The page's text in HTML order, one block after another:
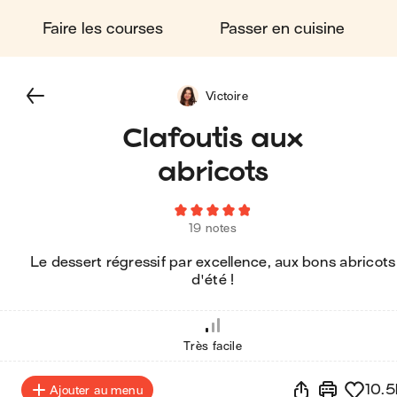
Faire les courses Passer en cuisine
Clafoutis aux
abricots
19 notes
Le dessert régressif par excellence, aux bons abricots
d'été !
Victoire
Très facile
Ajouter au menu